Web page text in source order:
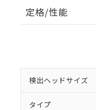
定格/性能
検出ヘッドサイズ
タイプ